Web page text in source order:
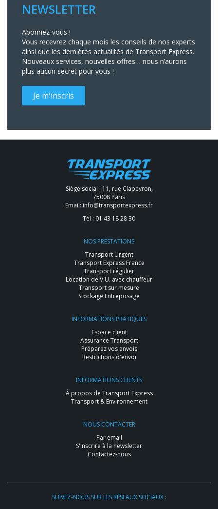
NEWSLETTER
Abonnez-vous !
Vous recevrez chaque mois les conseils de nos experts
ainsi que les dernières actualités de Transport Express.
Nouveaux services, nouvelles offres… nous n’aurons
plus aucun secret pour vous !
Je m'inscris
Siège social : 11, rue Clapeyron,
75008 Paris
Email: info@transportexpress.fr
Tél : 01 43 18 28 30
NOS PRESTATIONS
Transport Urgent
Transport Express France
Transport régulier
Location de V.U. avec chauffeur
Transport sur mesure
Stockage Entreposage
INFORMATIONS PRATIQUES
Espace client
Assurance Transport
Préparez vos envois
Restrictions d'envoi
INFORMATIONS CLIENTS
À propos de Transport Express
Transport & Environnement
NOUS CONTACTER
Par email
S'inscrire à la newsletter
Contactez-nous
SUIVEZ-NOUS SUR LES RÉSEAUX SOCIAUX :